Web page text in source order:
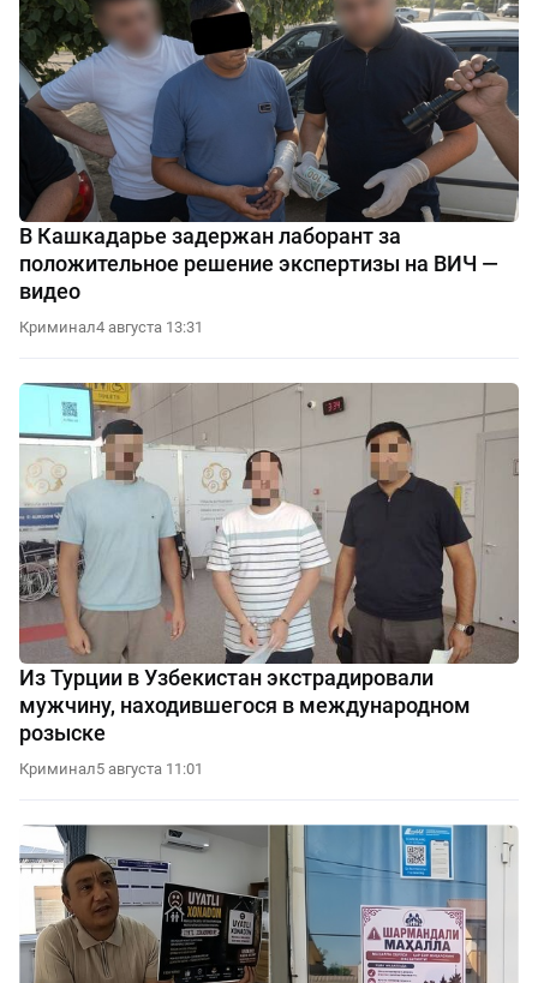
В Кашкадарье задержан лаборант за
положительное решение экспертизы на ВИЧ —
видео
Криминал4 августа 13:31
Из Турции в Узбекистан экстрадировали
мужчину, находившегося в международном
розыске
Криминал5 августа 11:01